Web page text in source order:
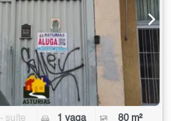
- suíte 1 vaga 80 m²